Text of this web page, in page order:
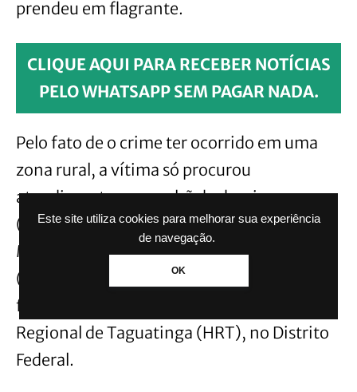
Este site utiliza cookies para melhorar sua experiência
de navegação.
OK
prendeu em flagrante.
CLIQUE AQUI PARA RECEBER NOTÍCIAS
PELO WHATSAPP SEM PAGAR NADA.
Pelo fato de o crime ter ocorrido em uma
zona rural, a vítima só procurou
atendimento na manhã de domingo
(23/7). O homem foi levado para o Hospital
Municipal de Santo Antônio do Descoberto
(HMSad), mas, devido à gravidade dos
ferimentos, foi transferido para o Hospital
Regional de Taguatinga (HRT), no Distrito
Federal.